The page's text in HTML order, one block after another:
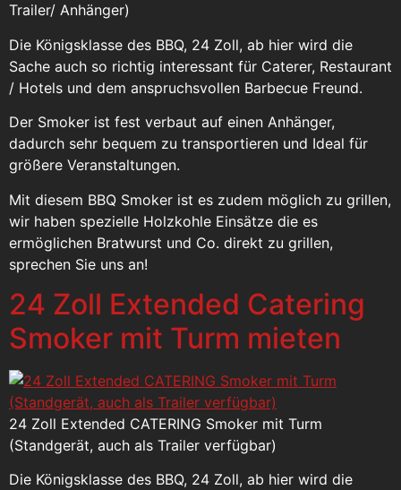
Trailer/ Anhänger)
Die Königsklasse des BBQ, 24 Zoll, ab hier wird die
Sache auch so richtig interessant für Caterer, Restaurant
/ Hotels und dem anspruchsvollen Barbecue Freund.
Der Smoker ist fest verbaut auf einen Anhänger,
dadurch sehr bequem zu transportieren und Ideal für
größere Veranstaltungen.
Mit diesem BBQ Smoker ist es zudem möglich zu grillen,
wir haben spezielle Holzkohle Einsätze die es
ermöglichen Bratwurst und Co. direkt zu grillen,
sprechen Sie uns an!
24 Zoll Extended Catering
Smoker mit Turm mieten
24 Zoll Extended CATERING Smoker mit Turm
(Standgerät, auch als Trailer verfügbar)
Die Königsklasse des BBQ, 24 Zoll, ab hier wird die